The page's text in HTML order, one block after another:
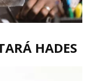
HADES